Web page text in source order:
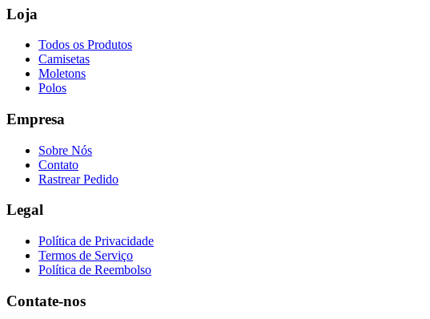
Loja
Todos os Produtos
Camisetas
Moletons
Polos
Empresa
Sobre Nós
Contato
Rastrear Pedido
Legal
Política de Privacidade
Termos de Serviço
Política de Reembolso
Contate-nos